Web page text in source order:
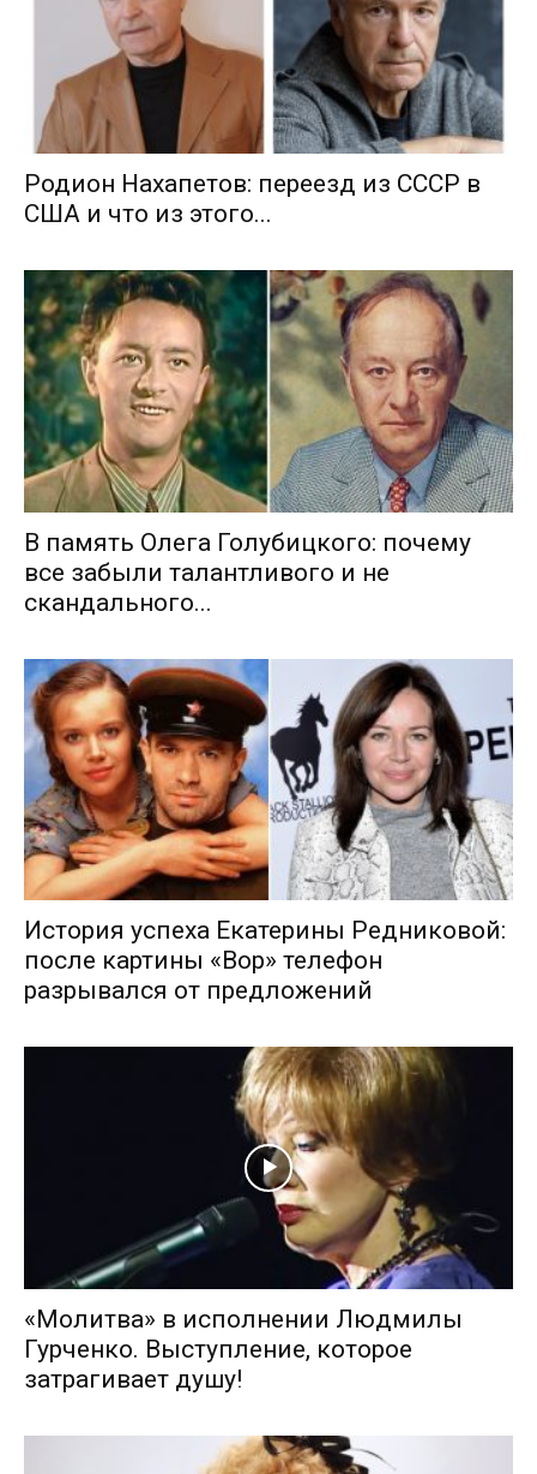
Родион Нахапетов: переезд из СССР в
США и что из этого...
В память Олега Голубицкого: почему
все забыли талантливого и не
скандального...
История успеха Екатерины Редниковой:
после картины «Вор» телефон
разрывался от предложений
«Молитва» в исполнении Людмилы
Гурченко. Выступление, которое
затрагивает душу!